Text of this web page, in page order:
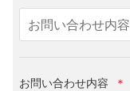
お問い合わせ内容 ＊